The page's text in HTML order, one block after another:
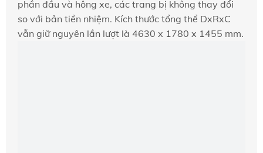
phần đầu và hông xe, các trang bị không thay đổi
so với bản tiền nhiệm. Kích thước tổng thể DxRxC
vẫn giữ nguyên lần lượt là 4630 x 1780 x 1455 mm.